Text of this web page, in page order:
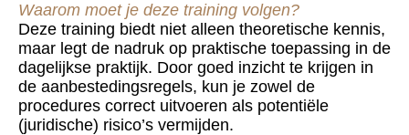
Waarom moet je deze training volgen?
Deze training biedt niet alleen theoretische kennis,
maar legt de nadruk op praktische toepassing in de
dagelijkse praktijk. Door goed inzicht te krijgen in
de aanbestedingsregels, kun je zowel de
procedures correct uitvoeren als potentiële
(juridische) risico’s vermijden.